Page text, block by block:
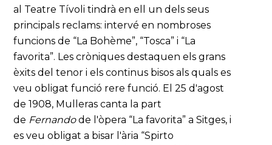
al Teatre Tívoli tindrà en ell un dels seus
principals reclams: intervé en nombroses
funcions de “La Bohème”, “Tosca” i “La
favorita”. Les cròniques destaquen els grans
èxits del tenor i els continus bisos als quals es
veu obligat funció rere funció. El 25 d'agost
de 1908, Mulleras canta la part
de Fernandode l'òpera “La favorita” a Sitges, i
es veu obligat a bisar l'ària “Spirto